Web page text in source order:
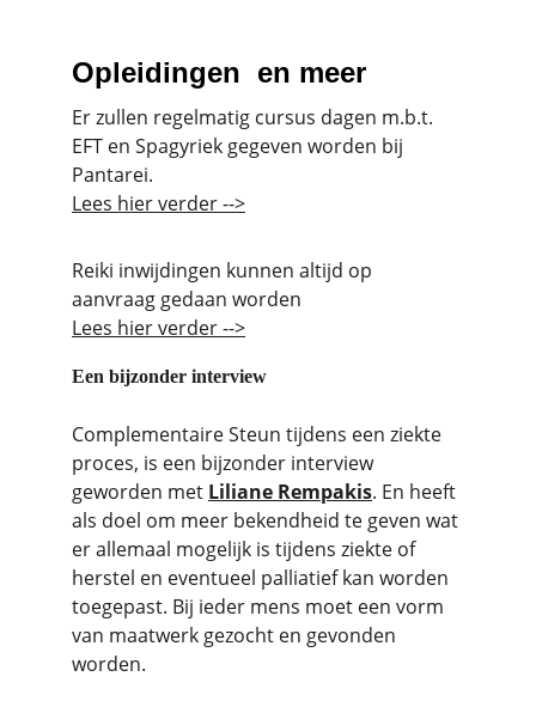
Opleidingen  en meer
Er zullen regelmatig cursus dagen m.b.t.
EFT en Spagyriek gegeven worden bij
Pantarei.
Lees hier verder -->
Reiki inwijdingen kunnen altijd op
aanvraag gedaan worden
Lees hier verder -->
Een bijzonder interview
Complementaire Steun tijdens een ziekte
proces, is een bijzonder interview
geworden met Liliane Rempakis. En heeft
als doel om meer bekendheid te geven wat
er allemaal mogelijk is tijdens ziekte of
herstel en eventueel palliatief kan worden
toegepast. Bij ieder mens moet een vorm
van maatwerk gezocht en gevonden
worden.